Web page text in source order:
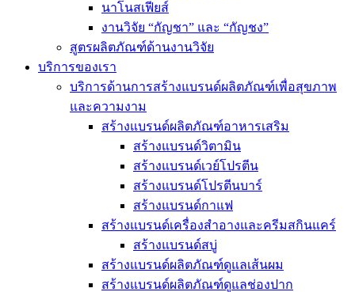
นาโนสเฟียส์
งานวิจัย “กัญชา” และ “กัญชง”
สูตรผลิตภัณฑ์ด้านงานวิจัย
บริการของเรา
บริการด้านการสร้างแบรนด์ผลิตภัณฑ์เพื่อสุขภาพ
และความงาม
สร้างแบรนด์ผลิตภัณฑ์อาหารเสริม
สร้างแบรนด์วิตามิน
สร้างแบรนด์เวย์โปรตีน
สร้างแบรนด์โปรตีนบาร์
สร้างแบรนด์กาแฟ
สร้างแบรนด์เครื่องสำอางและครีมสกินแคร์
สร้างแบรนด์สบู่
สร้างแบรนด์ผลิตภัณฑ์ดูแลเส้นผม
สร้างแบรนด์ผลิตภัณฑ์ดูแลช่องปาก